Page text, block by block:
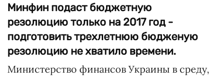
Минфин подаст бюджетную
резолюцию только на 2017 год -
подготовить трехлетнюю бюдженую
резолюцию не хватило времени.
Министерство финансов Украины в среду,